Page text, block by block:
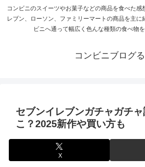
コンビニのスイーツやお菓子などの商品を食べた感
レブン、ローソン、ファミリーマートの商品を主に
ビニへ通って幅広く色んな種類の食べ物を
コンビニブログる
セブンイレブンガチャガチ
こ？2025新作や買い方も
X